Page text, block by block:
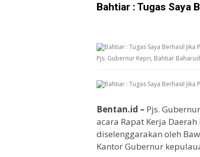
Bahtiar : Tugas Saya
Pjs. Gubernur Kepri, Bahtiar
Bentan.id – Pjs.
acara Rapat Kerja
diselenggarakan oleh
Kantor Gubernur